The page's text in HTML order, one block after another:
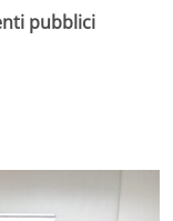
pubblici